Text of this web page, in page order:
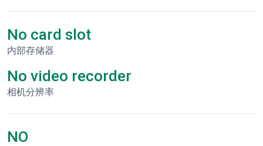
No card slot
内部存储器
No video recorder
相机分辨率
NO